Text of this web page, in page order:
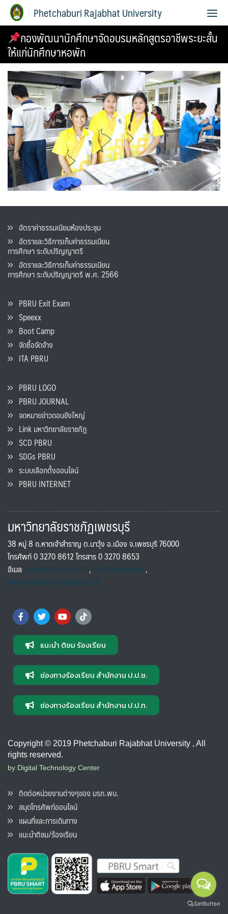
Phetchaburi Rajabhat University
กองพัฒนานักศึกษาจัดอบรมหลักสูตรอาชีพระยะสั้น
ให้แก่นักศึกษาหอพัก
อัตราค่าธรรมเนียมห้องประชุม
อัตราและวิธีการเก็บค่าธรรมเนียน
การศึกษา ระดับปริญญาตรี
อัตราและวิธีการเก็บค่าธรรมเนียน
การศึกษา ระดับปริญญาตรี พ.ศ. 2566
PBRU Exit Exam
Speexx
Boot Camp
จัดซื้อจัดจ้าง
ITA PBRU
PBRU LOGO
PBRU JOURNAL
จดหมายข่าวดอนขังใหญ่
Link มหาวิทยาลัยราชภัฏ
SCD PBRU
SDGs PBRU
ระบบเลือกตั้งออนไลน์
PBRU INTERNET
มหาวิทยาลัยราชภัฏเพชรบุรี
38 หมู่ 8 ถ.หาดเจ้าสำราญ ต.นาวุ้ง อ.เมือง จ.เพชรบุรี 76000
โทรศัพท์ 0 3270 8612 โทรสาร 0 3270 8653
อีเมล saraban@pbru.ac.th, info@pbru.ac.th,
international@mail.pbru.ac.th
แนะนำ ติชม ร้องเรียน
ช่องทางร้องเรียน สำนักงาน ป.ป.ช.
ช่องทางร้องเรียน สำนักงาน ป.ป.ท.
Copyright © 2019 Phetchaburi Rajabhat University , All
rights reserved.
by Digital Technology Center
ติดต่อหน่วยงานต่างๆของ มรภ.พบ.
สมุดโทรศัพท์ออนไลน์
แผนที่และการเดินทาง
แนะนำติชม/ร้องเรียน